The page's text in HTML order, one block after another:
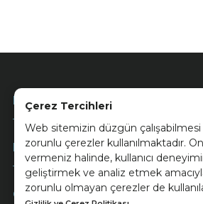
Çerez Tercihleri
Web sitemizin düzgün çalışabilmesi
zorunlu çerezler kullanılmaktadır.
vermeniz halinde, kullanıcı
geliştirmek ve analiz etmek
zorunlu olmayan çerezler de
Kurumsal
Müşteri Hizmetleri
Ödeme